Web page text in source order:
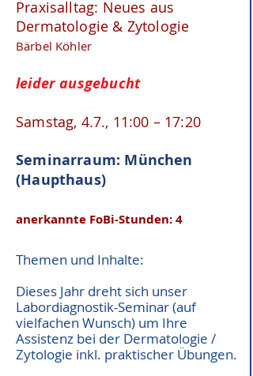
Praxisalltag: Neues aus
Dermatologie & Zytologie
Bärbel Köhler
leider ausgebucht
Samstag, 4.7., 11:00 – 17:20
Seminarraum: München
(Haupthaus)
anerkannte FoBi-Stunden: 4
Themen und Inhalte:
Dieses Jahr dreht sich unser
Labordiagnostik-Seminar (auf
vielfachen Wunsch) um Ihre
Assistenz bei der Dermatologie /
Zytologie inkl. praktischer Übungen.